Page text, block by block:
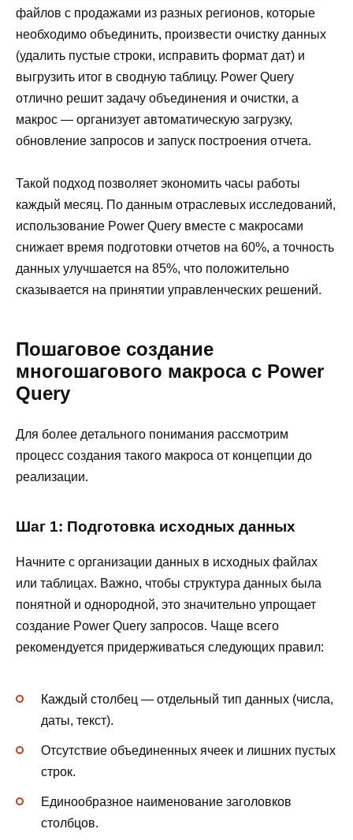
файлов с продажами из разных регионов, которые
необходимо объединить, произвести очистку данных
(удалить пустые строки, исправить формат дат) и
выгрузить итог в сводную таблицу. Power Query
отлично решит задачу объединения и очистки, а
макрос — организует автоматическую загрузку,
обновление запросов и запуск построения отчета.
Такой подход позволяет экономить часы работы
каждый месяц. По данным отраслевых исследований,
использование Power Query вместе с макросами
снижает время подготовки отчетов на 60%, а точность
данных улучшается на 85%, что положительно
сказывается на принятии управленческих решений.
Пошаговое создание
многошагового макроса с Power
Query
Для более детального понимания рассмотрим
процесс создания такого макроса от концепции до
реализации.
Шаг 1: Подготовка исходных данных
Начните с организации данных в исходных файлах
или таблицах. Важно, чтобы структура данных была
понятной и однородной, это значительно упрощает
создание Power Query запросов. Чаще всего
рекомендуется придерживаться следующих правил:
Каждый столбец — отдельный тип данных (числа,
даты, текст).
Отсутствие объединенных ячеек и лишних пустых
строк.
Единообразное наименование заголовков
столбцов.